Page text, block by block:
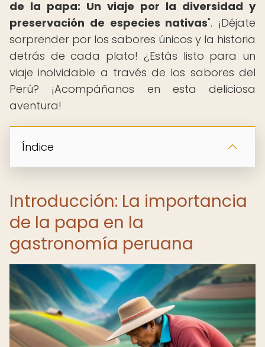
de la papa: Un viaje por la diversidad y
preservación de especies nativas". ¡Déjate
sorprender por los sabores únicos y la historia
detrás de cada plato! ¿Estás listo para un
viaje inolvidable a través de los sabores del
Perú? ¡Acompáñanos en esta deliciosa
aventura!
Índice
Introducción: La importancia
de la papa en la
gastronomía peruana